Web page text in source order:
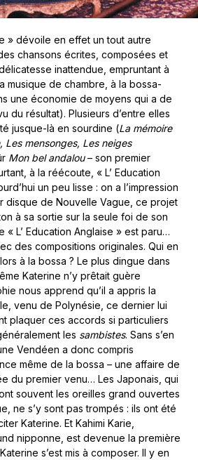
» dévoile en effet un tout autre
chansons écrites, composées et
inattendue, empruntant à
musique de chambre, à la bossa-
une économie de moyens qui a de
du résultat). Plusieurs d’entre elles
jusque-là en sourdine (La mémoire
Les mensonges, Les neiges
Mon bel andalou– son premier
à la réécoute, « L’ Education
un peu lisse : on a l’impression
disque de Nouvelle Vague, ce projet
à sa sortie sur la seule foi de son
« L’ Education Anglaise » est paru…
des compositions originales. Qui en
à la bossa ? Le plus dingue dans
Katerine n’y prêtait guère
nous apprend qu’il a appris la
venu de Polynésie, ce dernier lui
plaquer ces accords si particuliers
les sambistes. Sans s’en
Vendéen a donc compris
même de la bossa – une affaire de
du premier venu… Les Japonais, qui
souvent les oreilles grand ouvertes
ne s’y sont pas trompés : ils ont été
Katerine. Et Kahimi Karie,
nipponne, est devenue la première
s’est mis à composer. Il y en